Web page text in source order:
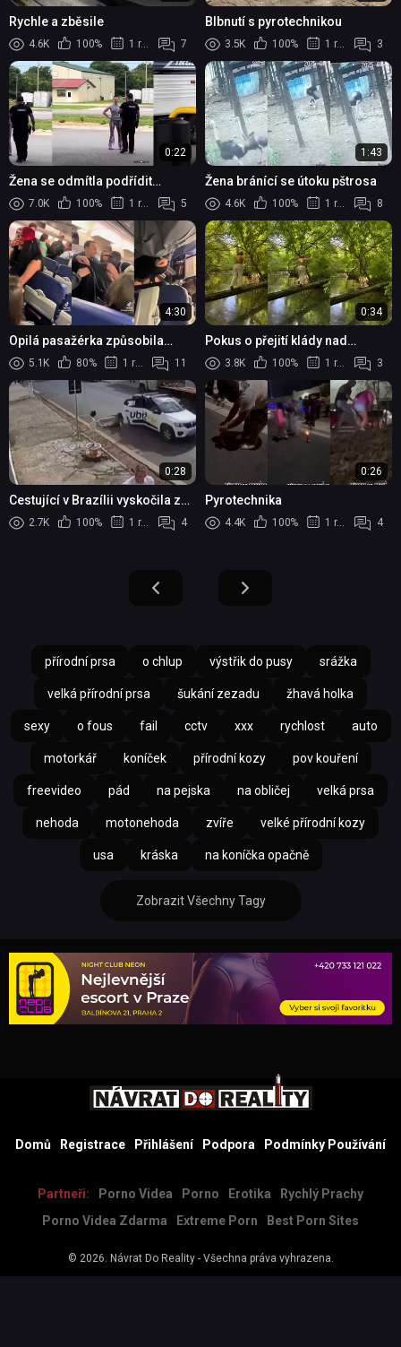
Rychle a zběsile
4.6K 100% 1 rok 7
Blbnutí s pyrotechnikou
3.5K 100% 1 rok 3
0:22
Žena se odmítla podřídit
příkazům policisty...
7.0K 100% 1 rok 5
1:43
Žena bránící se útoku pštrosa
4.6K 100% 1 rok 8
4:30
Opilá pasažérka způsobila
výtržnost v letadle, musela být
spoutána a odvedena policií
5.1K 80% 1 rok 11
0:34
Pokus o přejití klády nad
vodou...
3.8K 100% 1 rok 3
0:28
Cestující v Brazílii vyskočila z
jedoucího Uberu, aby se
vyhnula platbě
2.7K 100% 1 rok 4
0:26
Pyrotechnika
4.4K 100% 1 rok 4
přírodní prsa o chlup výstřik do pusy srážka
velká přírodní prsa šukání zezadu žhavá holka
sexy o fous fail cctv xxx rychlost auto
motorkář koníček přírodní kozy pov kouření
freevideo pád na pejska na obličej velká prsa
nehoda motonehoda zvíře velké přírodní kozy
usa kráska na koníčka opačně
Zobrazit Všechny Tagy
Domů Registrace Přihlášení Podpora Podmínky Používání
Partneři: Porno Videa Porno Erotika
Rychlý Prachy
Porno Videa Zdarma
Extreme Porn Best Porn Sites
© 2026. Návrat Do Reality- Všechna práva vyhrazena.